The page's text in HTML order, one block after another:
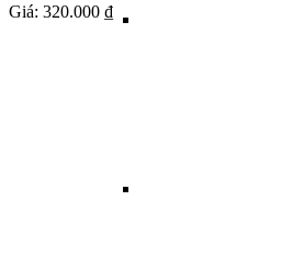
Giá: 320.000 ₫